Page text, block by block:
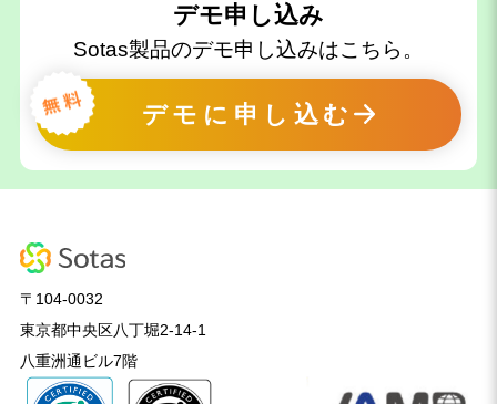
デモ申し込み
Sotas製品のデモ申し込みはこちら。
デモに申し込む
〒104-0032
東京都中央区八丁堀2-14-1
八重洲通ビル7階